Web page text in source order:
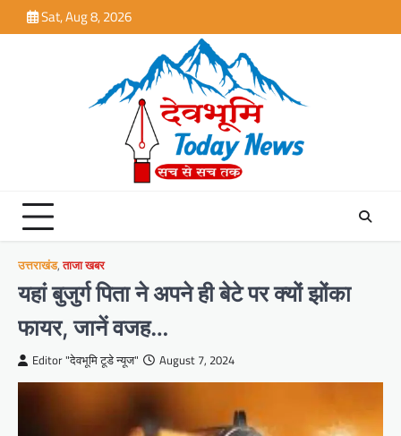
to
Sat, Aug 8, 2026
उत्तराखंड,ताजा खबर
यहां बुजुर्ग पिता ने अपने ही बेटे पर क्यों झोंका
फायर, जानें वजह…
Editor "देवभूमि टूडे न्यूज" August 7, 2024